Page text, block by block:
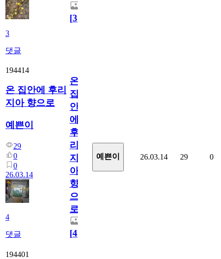
3
댓글
[3]
194414
온 집안에 후리
지아 향으로
예쁜이
29
0
0
26.03.14
4
댓글
온
집
안
에
후
리
지
아
향
으
로
[4]
예쁜이 26.03.14 29 0
194401